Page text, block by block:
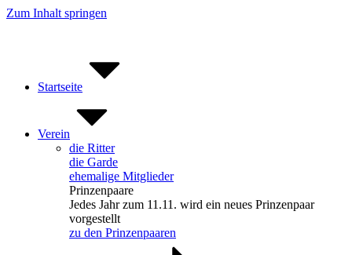
Zum Inhalt springen
Startseite
Verein
die Ritter
die Garde
ehemalige Mitglieder
Prinzenpaare
Jedes Jahr zum 11.11. wird ein neues Prinzenpaar
vorgestellt
zu den Prinzenpaaren